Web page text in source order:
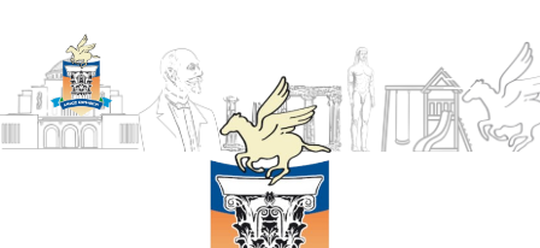
ΔΗΜΟΣ
ΚΟΡΙΝΘΙΩΝ